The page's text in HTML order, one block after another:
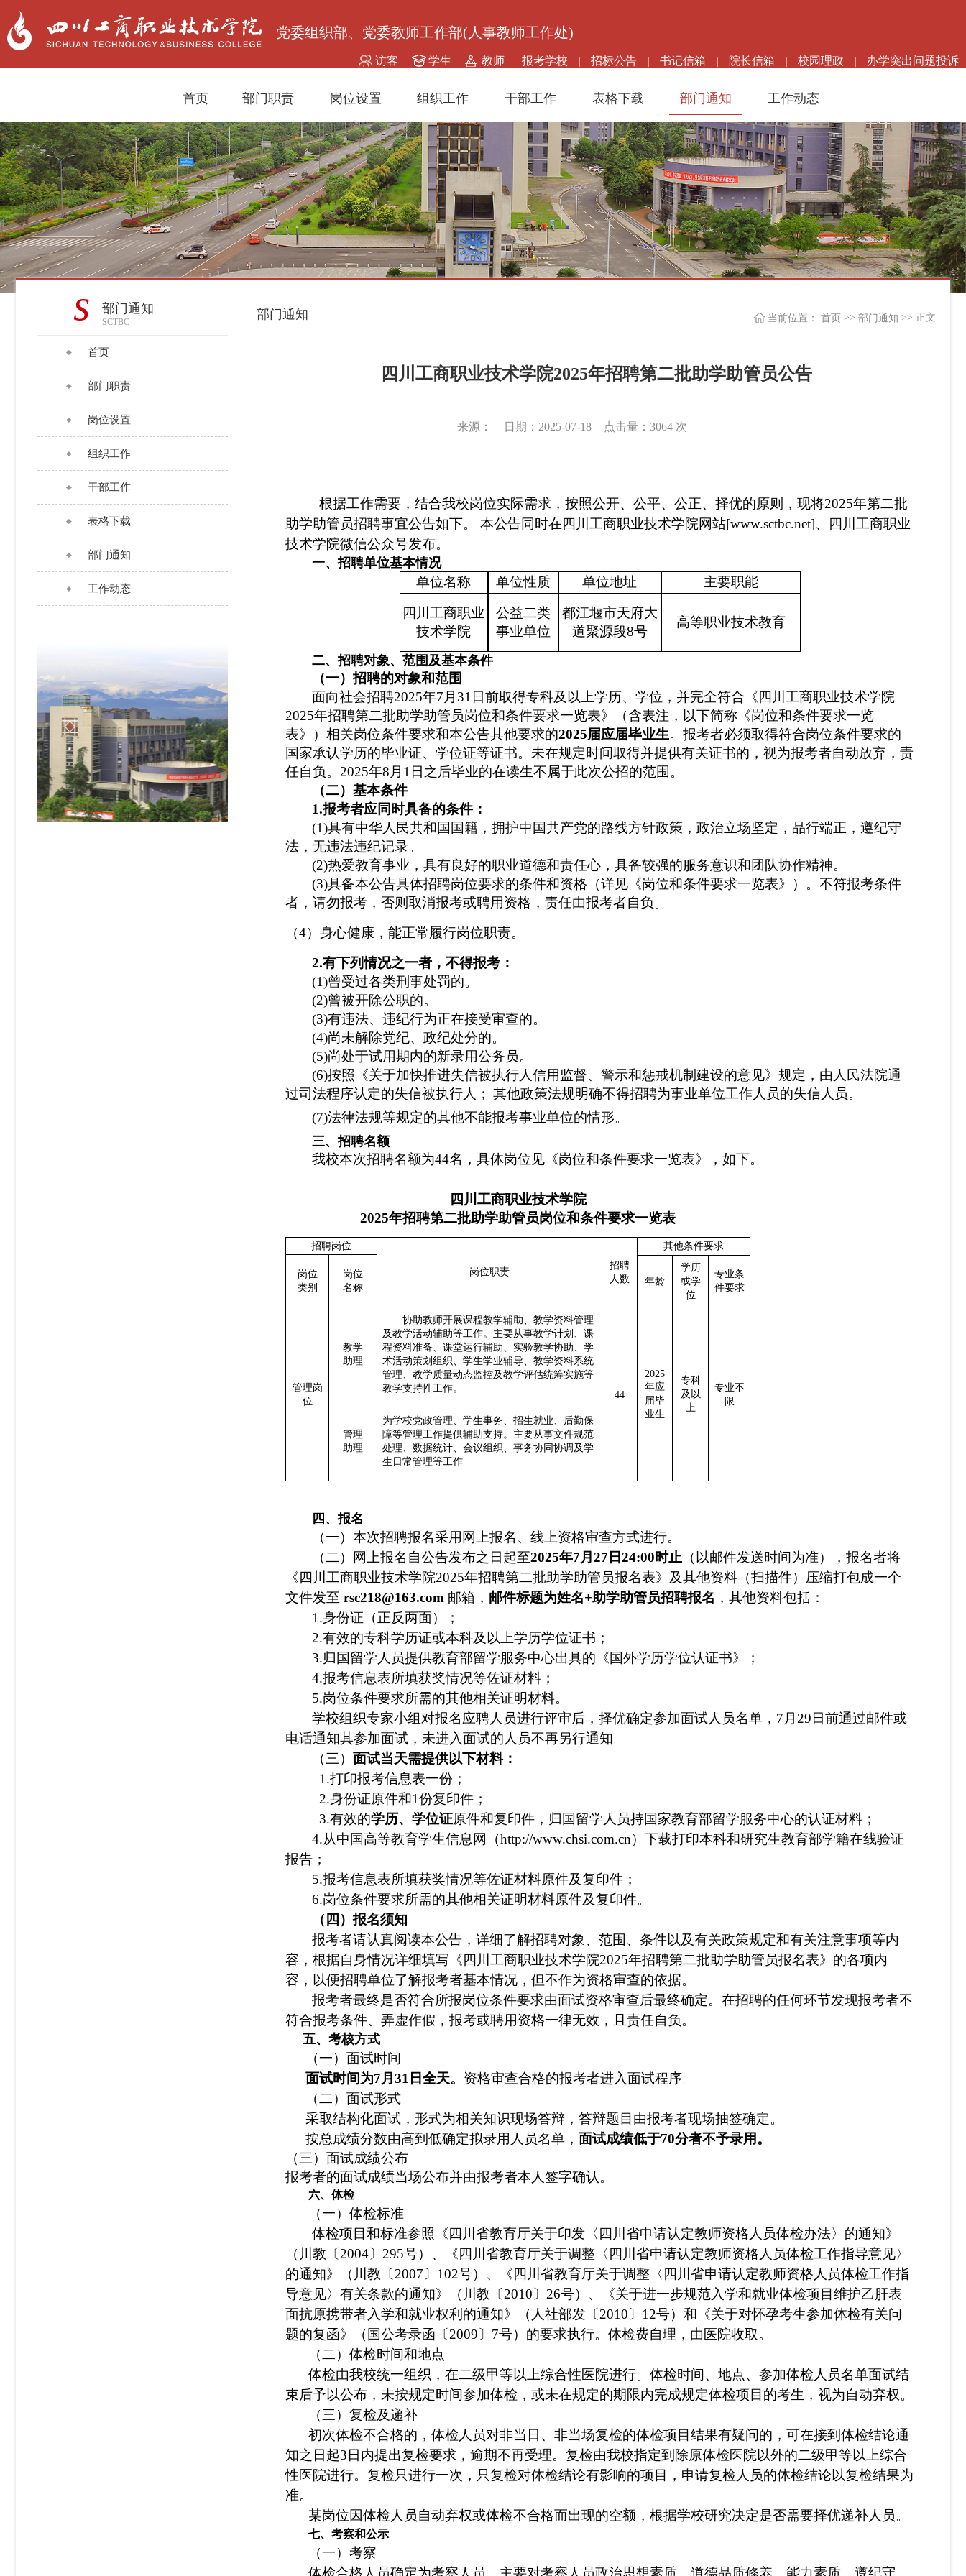
党委组织部、党委教师工作部(人事教师工作处)
访客 学生 教师 报考学校 招标公告 书记信箱 院长信箱 校园理政 办学突出问题投诉
首页 部门职责 岗位设置 组织工作 干部工作 表格下载 部门通知 工作动态
s 部门通知
SCTBC
首页
部门职责
岗位设置
组织工作
干部工作
表格下载
部门通知
工作动态
部门通知 当前位置： 首页 >> 部门通知 >> 正文
四川工商职业技术学院2025年招聘第二批助学助管员公告
来源： 日期：2025-07-18 点击量： 3064 次
根据工作需要，结合我校岗位实际需求，按照公开、公平、公正、择优的原则，现将2025年第二批
助学助管员招聘事宜公告如下。 本公告同时在四川工商职业技术学院网站[www.sctbc.net]、四川工商职业
技术学院微信公众号发布。
一、招聘单位基本情况
单位名称 单位性质 单位地址 主要职能
四川工商职业
技术学院
公益二类
事业单位
都江堰市天府大
道聚源段8号
高等职业技术教育
二、招聘对象、范围及基本条件
（一）招聘的对象和范围
面向社会招聘2025年7月31日前取得专科及 以上学历、 学位 ，并完全符合《四川 工商职业技术学院
2025年招聘第二批助学助管员岗位和条件要求一览表》（含表注，以下简称《岗位和条件要求一览
表》）相关岗位条件要求和本公告其他要求的2025届应届毕业生。报考者必须取得符合岗位条件要求的
国家承认学历的毕业证、 学位证等证书。未在规定时间取得并提供有关证书的，视为报考者自动放弃，责
任自负。 2025年8月1日之后毕业的在读生不属于此次公招的范围。
（二）基本条件
1.报考者应同时具备的条件：
(1)具有中华人民共和国国籍， 拥护中国共产党的路线方针政策，政治立场坚定， 品行端正 ， 遵纪守
法， 无违法违纪记录。
(2)热爱教育事业，具有良好的职业道德和责任心，具备较强的服务意识和团队协作精神。
(3)具备本公告具体招聘岗位要求的条件和资格（详见《岗位和条件要求一览表》）。 不符报考条件
者，请勿报考，否则取消报考或聘用资格，责任由报考者自负。
（4）身心健康，能正常履行岗位职责。
2.有下列情况之一者，不得报考：
(1)曾受过各类刑事处罚的。
(2)曾被开除公职的。
(3)有违法、违纪行为正在接受审查的。
(4)尚未解除党纪、政纪处分的。
(5)尚处于试用期内的新录用公务员。
(6)按照《关于加快推进失信被执行人信用监督、警示和惩戒机制建设的意见》规定，由人民法院通
过司法程序认定的失信被执行人； 其他政策法规明确不得招聘为事业单位工作人员的失信人员。
(7)法律法规等规定的其他不能报考事业单位的情形。
三、招聘名额
我校本次招聘名额为44名，具体岗位见《岗位和条件要求一览表》 ， 如下。
四川工商职业技术学院
2025年招聘第二批助学助管员岗位和条件要求一览表
招聘岗位
岗位职责
招聘
人数
其他条件要求
岗位
类别
岗位
名称
年龄
学历
或学
位
专业条
件要求
管理岗
位
教学
助理
协助教师开展课程教学辅助、教学资料管理
及教学活动辅助等工作。主要从事教学计划、课
程资料准备、课堂运行辅助、实验教学协助、学
术活动策划组织、学生学业辅导、教学资料系统
管理、教学质量动态监控及教学评估统筹实施等
教学支持性工作。
44
2025
年应
届毕
业生
专科
及以
上
专业不
限
管理
助理
为学校党政管理、学生事务、招生就业、后勤保
障等管理工作提供辅助支持。主要从事文件规范
处理、数据统计、会议组织、事务协同协调及学
生日常管理等工作
四、报名
（一）本次招聘报名采用网上报名、 线上资格审查方式进行。
（二）网上报名自公告发布之日起至2025年7月 27 日24:00时止 （以邮件发送时间为准）， 报名者将
《四川工商职业技术学院2025年招聘第二批助学助管员报名表》及其他资料（扫描件）压缩打包成一个
文件发至 rsc218@163.com 邮箱， 邮件标题为姓名+助学助管员招聘报名 ， 其他资料包括：
1.身份证（正反两面）；
2.有效的专科学历证或本科及以上学历学位证书 ；
3.归国留学人员提供教育部留学服务中心出具的《国外学历学位认证书》；
4.报考信息表所填获奖情况等佐证材料；
5.岗位条件要求所需的其他相关证明材料。
学校组织专家小组对报名应聘人员进行评审后，择优确定参加面试人员名单， 7月29日前通过邮件或
电话通知其参加面试，未进入面试的人员不再另行通知。
（三） 面试当天需提供以下材料：
1.打印报考信息表一份 ；
2.身份证原件和1份复印件 ；
3.有效的学历、学位证原件和复印件 ， 归国留学人员持国家教育部留学服务中心的认证材料 ；
4.从中国高等教育学生信息网（http://www.chsi.com.cn）下载打印本科和研究生教育部学籍在线验证
报告；
5.报考信息表所填获奖情况等佐证材料原件及复印件；
6.岗位条件要求所需的其他相关证明材料原件及复印件。
（四）报名须知
报考者请认真阅读本公告，详细了解招聘对象、范围、条件以及有关政策规定和有关注意事项等内
容，根据自身情况详细填写《四川工商职业技术学院2025年招聘第二批助学助管员报名表》的各项内
容，以便招聘单位了解报考者基本情况，但不作为资格审查的依据。
报考者最终是否符合所报岗位条件要求由面试资格审查后最终确定。在招聘的任何环节发现报考者不
符合报考条件、弄虚作假，报考或聘用资格一律无效，且责任自负。
五、考核方式
（一）面试时间
面试时间为7月31日全天。 资格审查合格的报考者进入面试程序。
（二）面试形式
采取结构化面试 ， 形式为相关知识现场答辩，答辩题目由报考者现场抽签确定。
按总成绩分数由高到低确定拟录用人员名单 ， 面试成绩低于70分者不予录用。
（三） 面试成绩公布
报考者的面试成绩当场公布并由报考者本人签字确认。
六、体检
（一）体检标准
体检项目和标准参照《四川省教育厅关于印发〈四川省申请认定教师资格人员体检办法〉的通知》
（川教〔 2004〕295号）、《四川省教育厅关于调整〈四川省申请认定教师资格人员体检工作指导意见〉
的通知》（川教〔2007〕102号）、《四川省教育厅关于调整〈四川省申请认定教师资格人员体检工作指
导意见〉有关条款的通知》（川教〔2010〕26号）、《关于进一步规范入学和就业体检项目维护乙肝表
面抗原携带者入学和就业权利的通知》（人社部发〔2010〕12号）和《关于对怀孕考生参加体检有关问
题的复函》（国公考录函〔2009〕7号）的要求执行。体检费自理，由医院收取。
（二）体检时间和地点
体检由我校统一组织，在二级甲等以上综合性医院进行。体检时间、地点、参加体检人员名单面试结
束后予以公布 ， 未按规定时间参加体检，或未在规定的期限内完成规定体检项目的考生，视为自动弃权。
（三）复检及递补
初次体检不合格的， 体检人员对非当日、非当场复检的体检项目结果有疑问的，可在接到体检结论通
知之日起3日内提出复检要求，逾期不再受理。 复检由我校指定到除原体检医院以外的二级甲等以上综合
性医院进行。 复检只进行一次，只复检对体检结论有影响的项目， 申请复检人员的体检结论以复检结果为
准。
某岗位因体检人员自动弃权或体检不合格而出现的空额， 根据学校研究决定是否需要择优递补人员。
七、 考察和公示
（一） 考察
体检合格人员确定为考察人员
主要对考察人员政治思想素质、道德品质修养、能力素质、遵纪守